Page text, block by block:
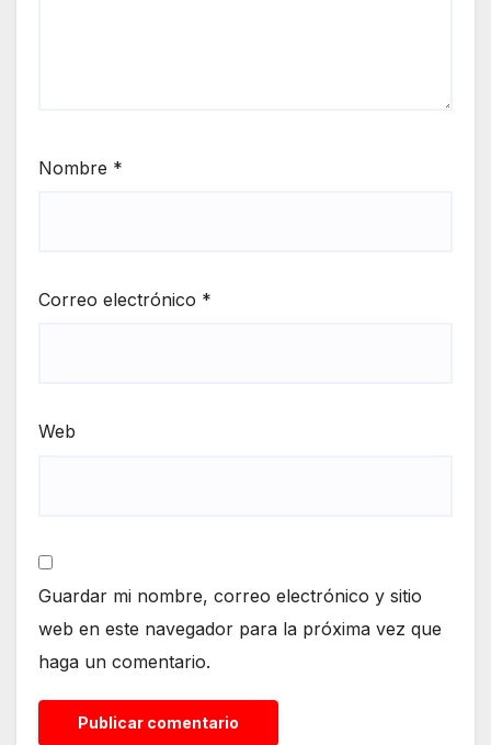
Nombre *
Correo electrónico *
Web
Guardar mi nombre, correo electrónico y sitio
web en este navegador para la próxima vez que
haga un comentario.